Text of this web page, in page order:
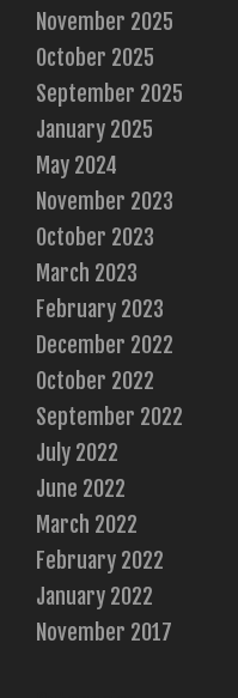
November 2025
October 2025
September 2025
January 2025
May 2024
November 2023
October 2023
March 2023
February 2023
December 2022
October 2022
September 2022
July 2022
June 2022
March 2022
February 2022
January 2022
November 2017